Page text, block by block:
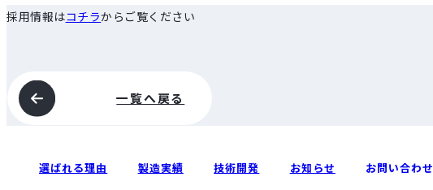
採用情報はコチラからご覧ください
一覧へ戻る
選ばれる理由 製造実績 技術開発 お知らせ お問い合わせ